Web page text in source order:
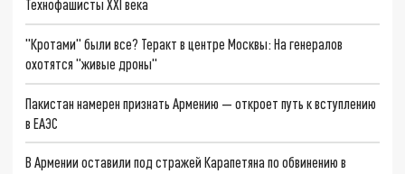
Технофашисты XXI века
"Кротами" были все? Теракт в центре Москвы: На генералов
охотятся "живые дроны"
Пакистан намерен признать Армению — откроет путь к вступлению
в ЕАЭС
В Армении оставили под стражей Карапетяна по обвинению в